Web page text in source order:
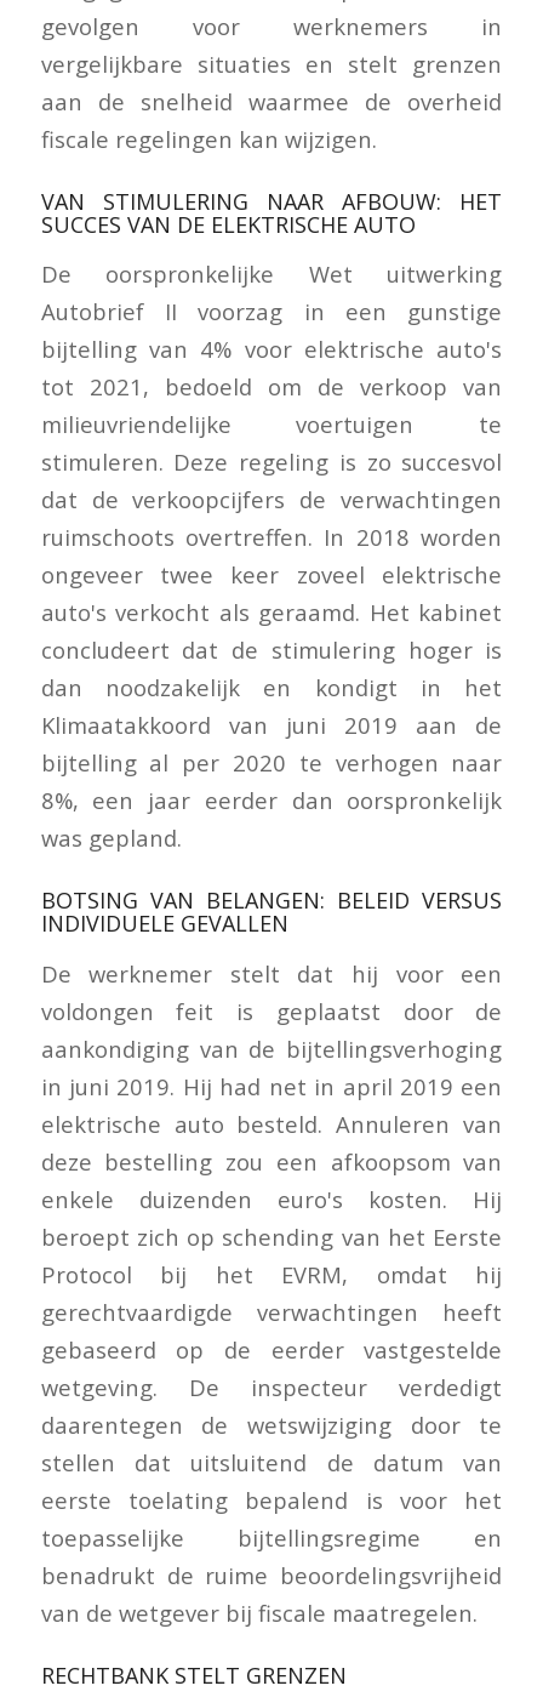
gevolgen voor werknemers in
vergelijkbare situaties en stelt grenzen
aan de snelheid waarmee de overheid
fiscale regelingen kan wijzigen.
VAN STIMULERING NAAR AFBOUW: HET
SUCCES VAN DE ELEKTRISCHE AUTO
De oorspronkelijke Wet uitwerking
Autobrief II voorzag in een gunstige
bijtelling van 4% voor elektrische auto's
tot 2021, bedoeld om de verkoop van
milieuvriendelijke voertuigen te
stimuleren. Deze regeling is zo succesvol
dat de verkoopcijfers de verwachtingen
ruimschoots overtreffen. In 2018 worden
ongeveer twee keer zoveel elektrische
auto's verkocht als geraamd. Het kabinet
concludeert dat de stimulering hoger is
dan noodzakelijk en kondigt in het
Klimaatakkoord van juni 2019 aan de
bijtelling al per 2020 te verhogen naar
8%, een jaar eerder dan oorspronkelijk
was gepland.
BOTSING VAN BELANGEN: BELEID VERSUS
INDIVIDUELE GEVALLEN
De werknemer stelt dat hij voor een
voldongen feit is geplaatst door de
aankondiging van de bijtellingsverhoging
in juni 2019. Hij had net in april 2019 een
elektrische auto besteld. Annuleren van
deze bestelling zou een afkoopsom van
enkele duizenden euro's kosten. Hij
beroept zich op schending van het Eerste
Protocol bij het EVRM, omdat hij
gerechtvaardigde verwachtingen heeft
gebaseerd op de eerder vastgestelde
wetgeving. De inspecteur verdedigt
daarentegen de wetswijziging door te
stellen dat uitsluitend de datum van
eerste toelating bepalend is voor het
toepasselijke bijtellingsregime en
benadrukt de ruime beoordelingsvrijheid
van de wetgever bij fiscale maatregelen.
RECHTBANK STELT GRENZEN